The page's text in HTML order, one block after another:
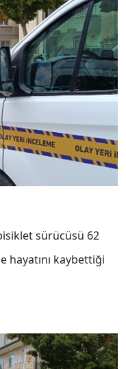
sürücüsü 62
hayatını kaybettiği